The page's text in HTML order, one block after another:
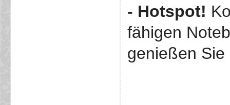
- Hotspot!
fähigen
genießen